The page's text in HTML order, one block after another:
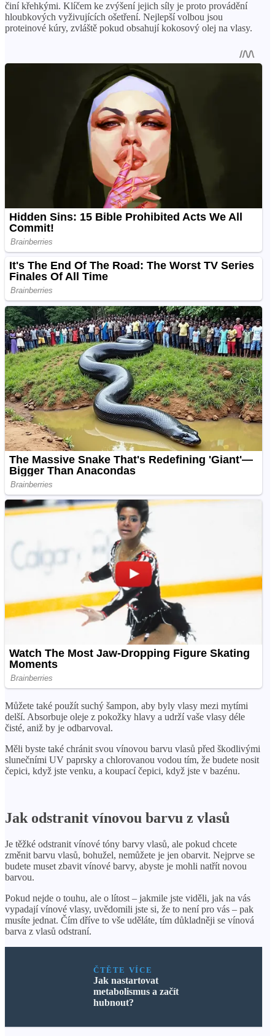
činí křehkými. Klíčem ke zvýšení jejich síly je proto provádění
hloubkových vyživujících ošetření. Nejlepší volbou jsou
proteinové kúry, zvláště pokud obsahují kokosový olej na vlasy.
Můžete také použít suchý šampon, aby byly vlasy mezi mytími
delší. Absorbuje oleje z pokožky hlavy a udrží vaše vlasy déle
čisté, aniž by je odbarvoval.
Měli byste také chránit svou vínovou barvu vlasů před škodlivými
slunečními UV paprsky a chlorovanou vodou tím, že budete nosit
čepici, když jste venku, a koupací čepici, když jste v bazénu.
Jak odstranit vínovou barvu z vlasů
Je těžké odstranit vínové tóny barvy vlasů, ale pokud chcete
změnit barvu vlasů, bohužel, nemůžete je jen obarvit. Nejprve se
budete muset zbavit vínové barvy, abyste je mohli natřít novou
barvou.
Pokud nejde o touhu, ale o lítost – jakmile jste viděli, jak na vás
vypadají vínové vlasy, uvědomili jste si, že to není pro vás – pak
musíte jednat. Čím dříve to vše uděláte, tím důkladněji se vínová
barva z vlasů odstraní.
ČTĚTE VÍCE
Jak nastartovat
metabolismus a začít
hubnout?